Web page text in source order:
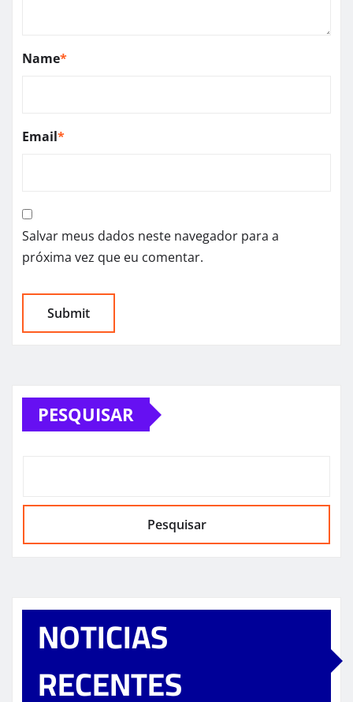
Name*
Email*
Salvar meus dados neste navegador para a
próxima vez que eu comentar.
PESQUISAR
Pesquisar
NOTICIAS
RECENTES